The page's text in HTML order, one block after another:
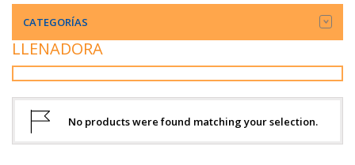
CATEGORÍAS
LLENADORA
No products were found matching your selection.